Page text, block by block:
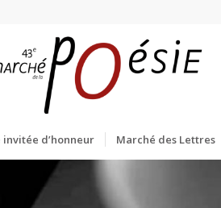
invitée d’honneur Marché des Lettres